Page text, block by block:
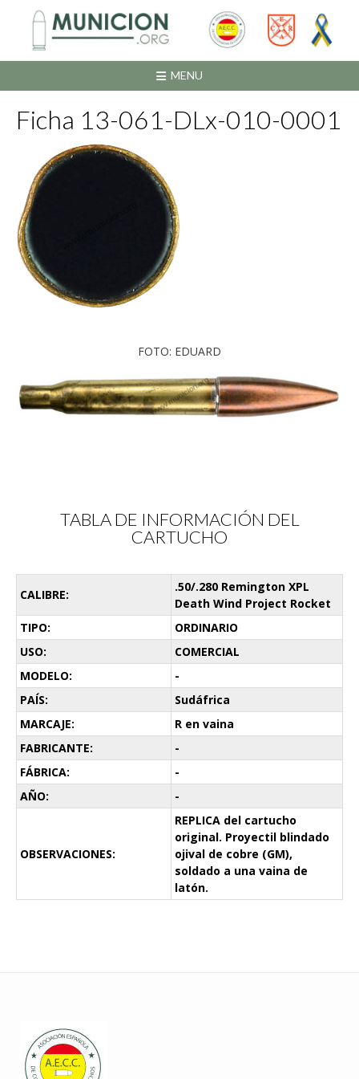
contenido
MENU
Ficha 13-061-DLx-010-0001
FOTO: EDUARD
TABLA DE INFORMACIÓN DEL
CARTUCHO
CALIBRE:
.50/.280 Remington XPL
Death Wind Project Rocket
TIPO:
ORDINARIO
USO:
COMERCIAL
MODELO:
-
PAÍS:
Sudáfrica
MARCAJE:
R en vaina
FABRICANTE:
-
FÁBRICA:
-
AÑO:
-
OBSERVACIONES:
REPLICA del cartucho
original. Proyectil blindado
ojival de cobre (GM),
soldado a una vaina de
latón.